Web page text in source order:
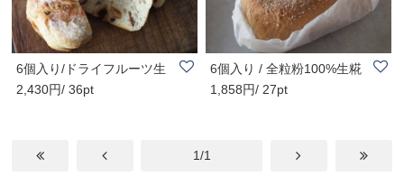
6個入り/ドライフルーツ生
糀パンギフト (..
2,430円/ 36pt
6個入り / 全粒粉100%生糀
パンギフト (砂..
1,858円/ 27pt
1/1